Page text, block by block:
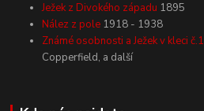
Ježek z Divokého západu 1895
Nález z pole 1918 - 1938
Známé osobnosti a Ježek v kleci č.1
Copperfield, a další